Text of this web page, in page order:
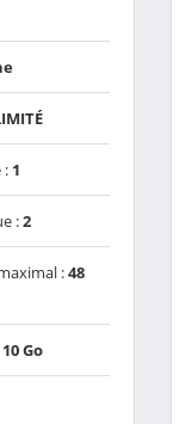
: 1
:2
:48
10 Go